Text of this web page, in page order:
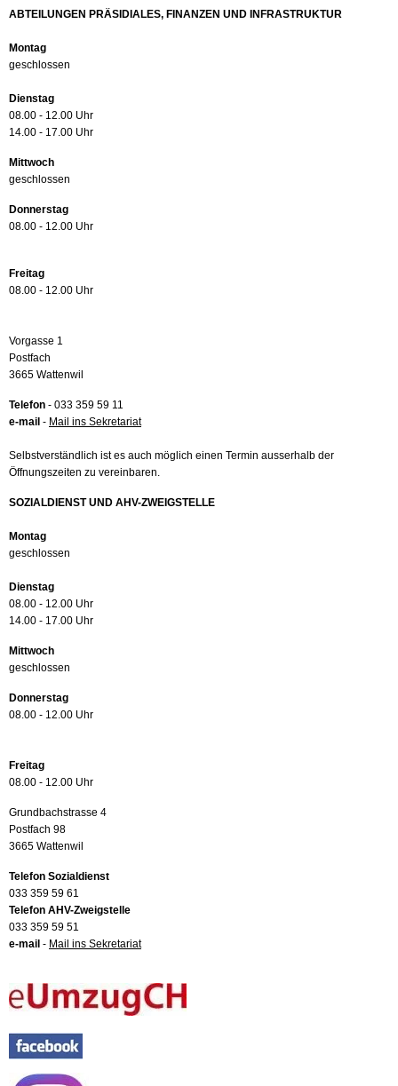
ABTEILUNGEN PRÄSIDIALES, FINANZEN UND INFRASTRUKTUR
Montag
geschlossen
Dienstag
08.00 - 12.00 Uhr
14.00 - 17.00 Uhr
Mittwoch
geschlossen
Donnerstag
08.00 - 12.00 Uhr
Freitag
08.00 - 12.00 Uhr
Vorgasse 1
Postfach
3665 Wattenwil
Telefon - 033 359 59 11
e-mail - Mail ins Sekretariat
Selbstverständlich ist es auch möglich einen Termin ausserhalb der
Öffnungszeiten zu vereinbaren.
SOZIALDIENST UND AHV-ZWEIGSTELLE
Montag
geschlossen
Dienstag
08.00 - 12.00 Uhr
14.00 - 17.00 Uhr
Mittwoch
geschlossen
Donnerstag
08.00 - 12.00 Uhr
Freitag
08.00 - 12.00 Uhr
Grundbachstrasse 4
Postfach 98
3665 Wattenwil
Telefon Sozialdienst
033 359 59 61
Telefon AHV-Zweigstelle
033 359 59 51
e-mail - Mail ins Sekretariat